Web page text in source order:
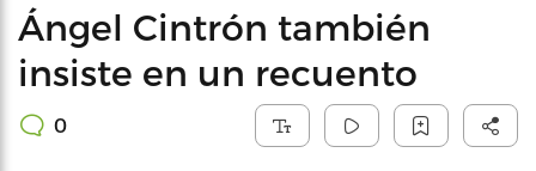
Ángel Cintrón también
insiste en un recuento
0